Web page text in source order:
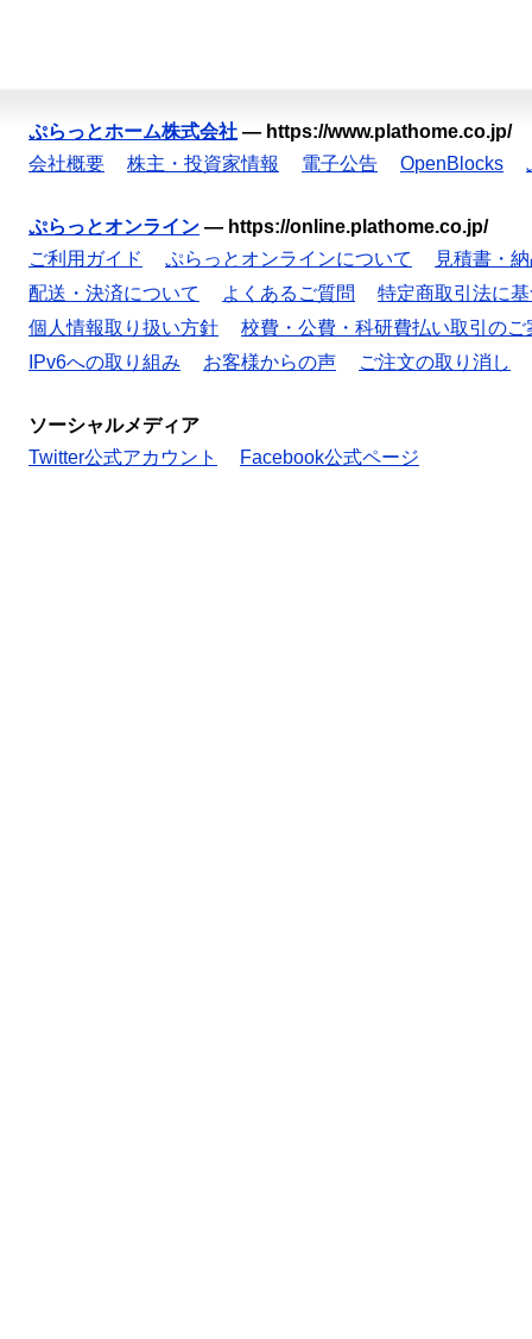
ぷらっとホーム株式会社 — https://www.plathome.co.jp/
会社概要
株主・投資家情報 電子公告 OpenBlocks
ぷらっとオンライン — https://online.plathome.co.jp/
ご利用ガイド
ぷらっとオンラインについて
見積書・
配送・決済について
よくあるご質問
特定商取引法に
個人情報取り扱い方針
校費・公費・科研費払い取引のご
IPv6への取り組み
お客様からの声 ご注文の取り消し
ソーシャルメディア
Twitter公式アカウント
Facebook公式ページ